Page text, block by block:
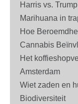
Harris vs.
Marihuana in
Hoe
Cannabis
Het
Amsterdam
Wiet zaden en
Biodiversiteit